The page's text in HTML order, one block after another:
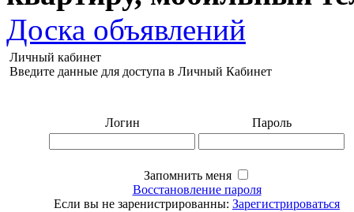
Доска объявлений
Личный кабинет
Введите данные для доступа в Личный Кабинет
Логин Пароль
Запомнить меня
Восстановление пароля
Если вы не заренистрированны: Зарегистрироваться